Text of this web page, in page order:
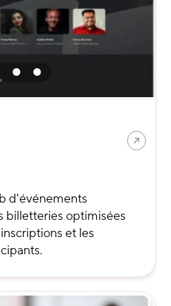
d'événements
billetteries optimisées
et les